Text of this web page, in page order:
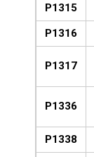
P1315
P1316
P1317
P1336
P1338